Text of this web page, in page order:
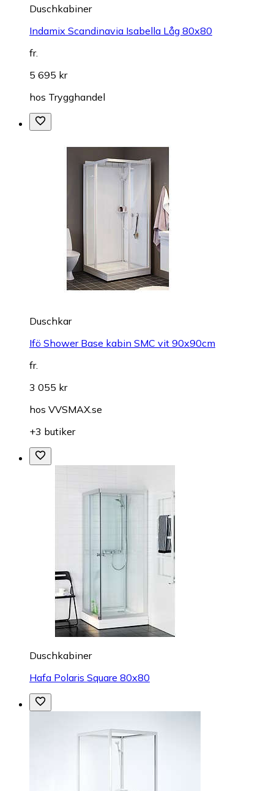
Duschkabiner
Indamix Scandinavia Isabella Låg 80x80
fr.
5 695 kr
hos Trygghandel
Duschkar
Ifö Shower Base kabin SMC vit 90x90cm
fr.
3 055 kr
hos VVSMAX.se
+3 butiker
Duschkabiner
Hafa Polaris Square 80x80